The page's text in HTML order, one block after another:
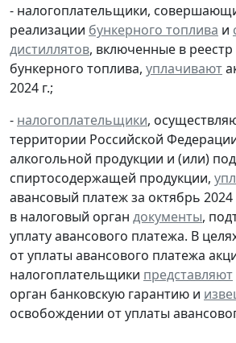
- налогоплательщики,
реализации бункерного топлива и
дистиллятов, включенные в
бункерного топлива, уплачивают
2024 г.;
- налогоплательщики,
территории Российской
алкогольной продукции и (или)
спиртосодержащей продукции,
авансовый платеж за октябрь 2024
в налоговый орган документы,
уплату авансового платежа. В
от уплаты авансового платежа
налогоплательщики представляют
орган банковскую гарантию и
освобождении от уплаты